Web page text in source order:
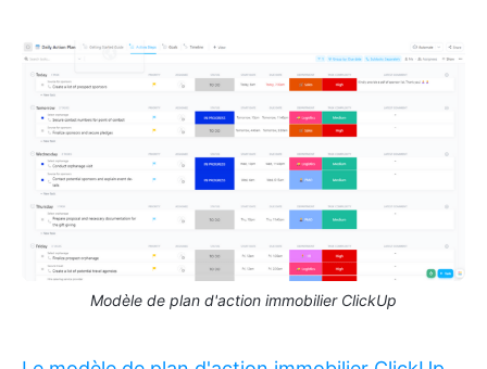
Modèle de plan d'action immobilier ClickUp